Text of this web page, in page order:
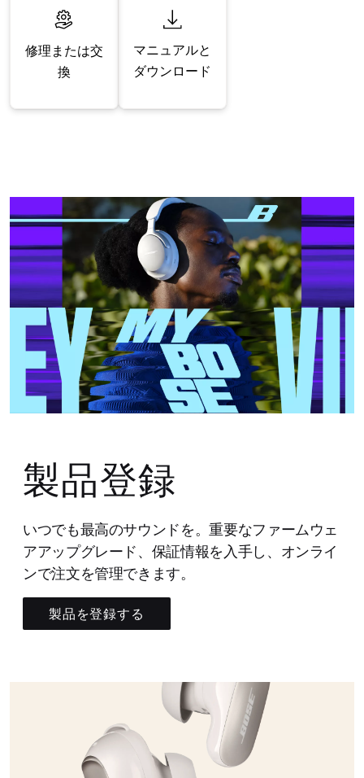
修理または交
換
マニュアルと
ダウンロード
製品登録
いつでも最高のサウンドを。重要なファームウェ
アアップグレード、保証情報を入手し、オンライ
ンで注文を管理できます。
製品を登録する